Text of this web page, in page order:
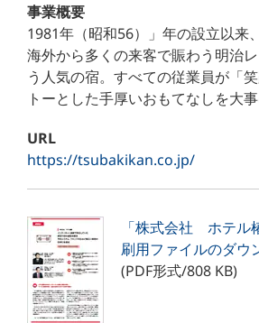
事業概要
1981年（昭和56）」年の設立以来
海外から多くの来客で賑わう明治
う人気の宿。すべての従業員が「
トーとした手厚いおもてなしを大
URL
https://tsubakikan.co.jp/
「株式会社 ホテル
刷用ファイルのダウ
(PDF形式/808 KB)